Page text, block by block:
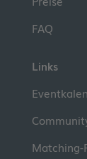
FAQ
Links